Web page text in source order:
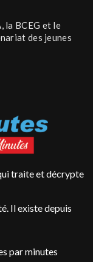
la BCEG et le
des jeunes
traite et décrypte
Il existe depuis
par minutes